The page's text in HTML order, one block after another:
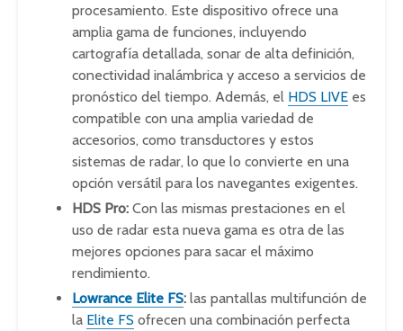
procesamiento. Este dispositivo ofrece una
amplia gama de funciones, incluyendo
cartografía detallada, sonar de alta definición,
conectividad inalámbrica y acceso a servicios de
pronóstico del tiempo. Además, el HDS LIVE es
compatible con una amplia variedad de
accesorios, como transductores y estos
sistemas de radar, lo que lo convierte en una
opción versátil para los navegantes exigentes.
HDS Pro: Con las mismas prestaciones en el
uso de radar esta nueva gama es otra de las
mejores opciones para sacar el máximo
rendimiento.
Lowrance Elite FS: las pantallas multifunción de
la Elite FS ofrecen una combinación perfecta